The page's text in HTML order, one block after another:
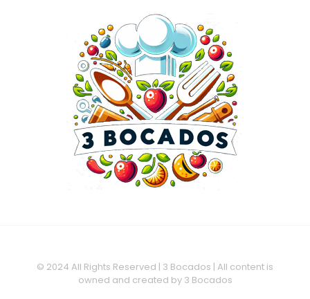
© 2024 All Rights Reserved | 3 Bocados | All content is
owned and created by 3 Bocados